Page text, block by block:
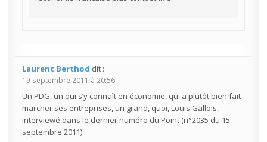
Laurent Berthod dit :
19 septembre 2011 à 20:56
Un PDG, un qui s’y connaît en économie, qui a plutôt bien fait
marcher ses entreprises, un grand, quoi, Louis Gallois,
interviewé dans le dernier numéro du Point (n°2035 du 15
septembre 2011) :